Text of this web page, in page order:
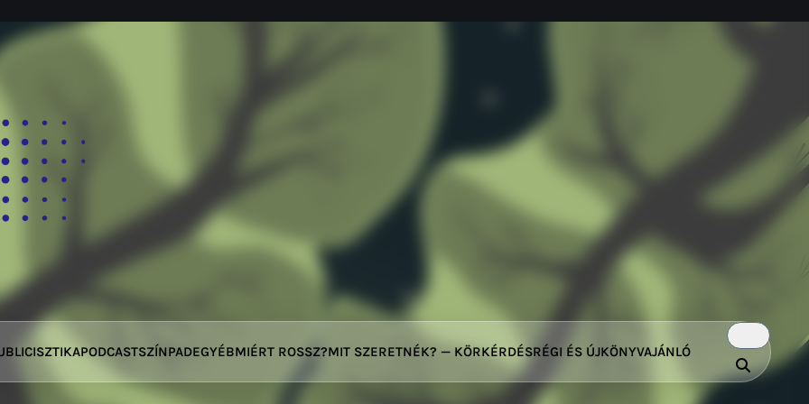
PODCASTSZÍNPADEGYÉBMIÉRT ROSSZ?MIT SZERETNÉK? — KÖRKÉRDÉSRÉGI ÉS ÚJKÖNYVAJÁNLÓ